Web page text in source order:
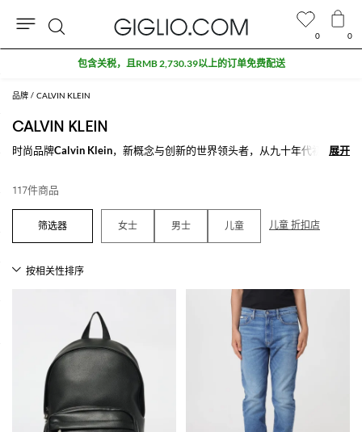
品牌 CALVIN KLEIN
CALVIN KLEIN
时尚品牌Calvin Klein，新概念与创新的世界领头者，从九十年代初以简
摩丝和波姬·小丝，接下来还有著名演员马克·沃尔伯格，由于电视广告就
此"calvins"四角裤在时尚史画下一笔。
除了内衣，还有
Calvin Klein系列T恤和上衣
，设计中性且国际化，完美的
在Calvin Klein品牌的强烈表达中寻找你的灵感，并购买专属于他的单
展开
展开
117件商品
女士 男士 儿童 儿童 折扣店
0 0
奥特莱斯专区额外九折